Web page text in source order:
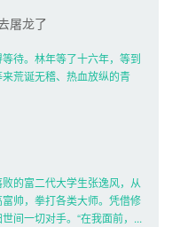
屠龙了
待。林年等了十六年，等到
荒诞无稽、热血放纵的青
的富二代大学生张逸风，从
帅，拳打各类大师。凭借修
间一切对手。“在我面前，...